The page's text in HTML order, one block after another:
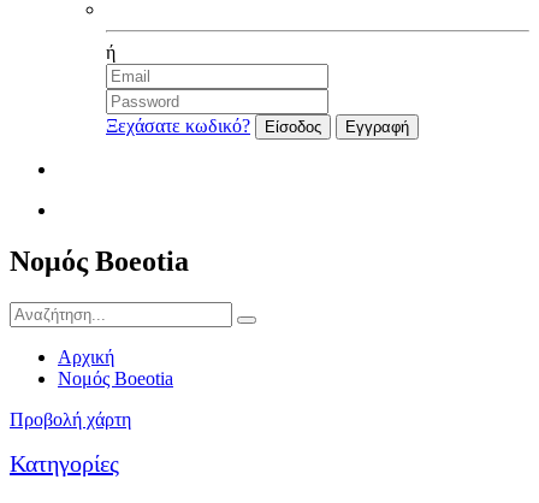
ή
Ξεχάσατε κωδικό?
Νομός Boeotia
Αρχική
Νομός Boeotia
Προβολή χάρτη
Κατηγορίες